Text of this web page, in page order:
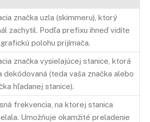
značka uzla (skimmeru), ktorý
zachytil. Podľa prefixu ihneď vidíte
polohu prijímača.
značka vysielajúcej stanice, ktorá
dekódovaná (teda vaša značka alebo
hľadanej stanice).
frekvencia, na ktorej stanica
Umožňuje okamžité preladenie